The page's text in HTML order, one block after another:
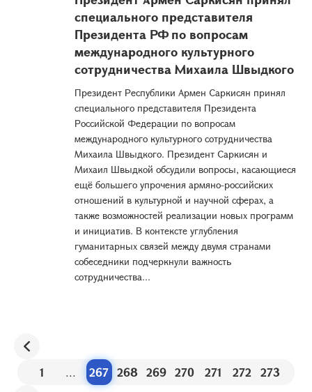
специального представителя
Президента РФ по вопросам
международного культурного
сотрудничества Михаила Швыдкого
Президент Республики Армен Саркисян принял
специального представителя Президента
Российской Федерации по вопросам
международного культурного сотрудничества
Михаила Швыдкого. Президент Саркисян и
Михаил Швыдкой обсудили вопросы, касающиеся
ещё большего упрочения армяно-российских
отношений в культурной и научной сферах, а
также возможностей реализации новых программ
и инициатив. В контексте углубления
гуманитарных связей между двумя странами
собеседники подчеркнули важность
сотрудничества...
1 ... 267 268 269 270 271 272
273